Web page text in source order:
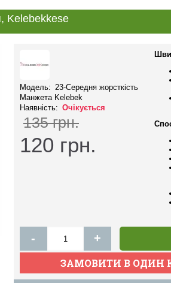
Kelebekkese
Модель: 23-Середня жорсткість
Манжета Kelebek
Наявність: Очікується
135 грн.
120 грн.
- +